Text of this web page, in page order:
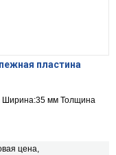
пластина
Ширина:35 мм Толщина
цена,